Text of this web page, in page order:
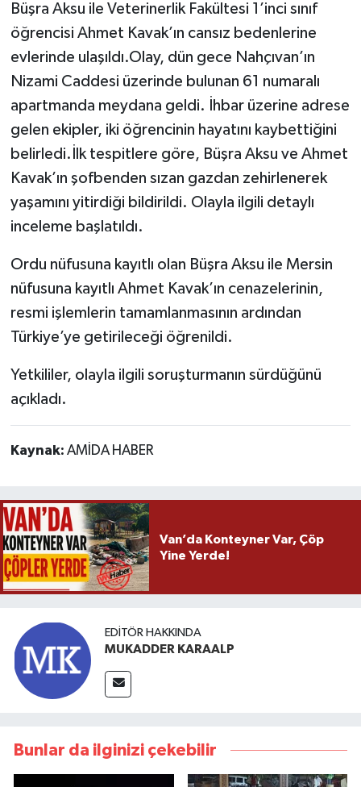
Büşra Aksu ile Veterinerlik Fakültesi 1’inci sınıf
öğrencisi Ahmet Kavak’ın cansız bedenlerine
evlerinde ulaşıldı.Olay, dün gece Nahçıvan’ın
Nizami Caddesi üzerinde bulunan 61 numaralı
apartmanda meydana geldi. İhbar üzerine adrese
gelen ekipler, iki öğrencinin hayatını kaybettiğini
belirledi.İlk tespitlere göre, Büşra Aksu ve Ahmet
Kavak’ın şofbenden sızan gazdan zehirlenerek
yaşamını yitirdiği bildirildi. Olayla ilgili detaylı
inceleme başlatıldı.
Ordu nüfusuna kayıtlı olan Büşra Aksu ile Mersin
nüfusuna kayıtlı Ahmet Kavak’ın cenazelerinin,
resmi işlemlerin tamamlanmasının ardından
Türkiye’ye getirileceği öğrenildi.
Yetkililer, olayla ilgili soruşturmanın sürdüğünü
açıkladı.
Kaynak: AMİDA HABER
Van’da Konteyner Var, Çöp
Yine Yerde!
EDITÖR HAKKINDA
MUKADDER KARAALP
Bunlar da ilginizi çekebilir